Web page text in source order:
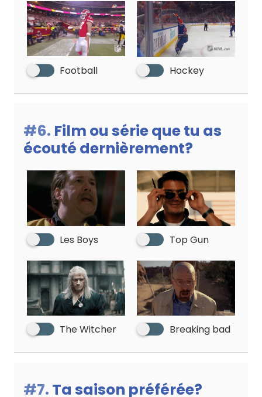
Football Hockey
#6. Film ou série que tu as
écouté dernièrement?
Les Boys Top Gun
The Witcher Breaking bad
#7. Ta saison préférée?